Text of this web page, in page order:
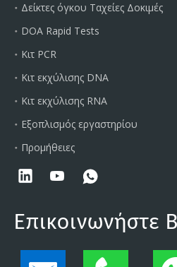
Δείκτες όγκου Ταχείες Δοκιμές
DOA Rapid Tests
Κιτ PCR
Κιτ εκχύλισης DNA
Κιτ εκχύλισης RNA
Εξοπλισμός εργαστηρίου
Προμήθειες
Επικοινωνήστε